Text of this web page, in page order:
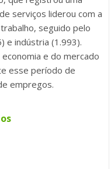
serviços liderou com a
seguido pelo
e indústria (1.993).
e do mercado
esse período de
empregos.